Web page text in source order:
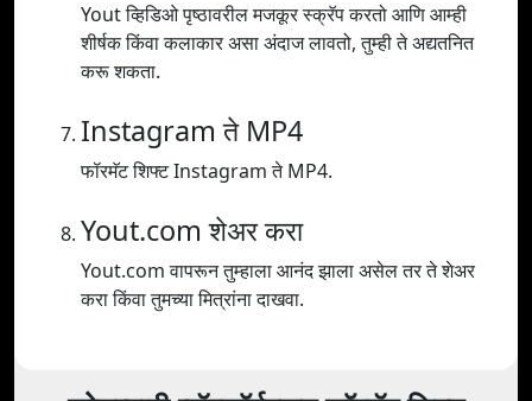
Yout व्हिडिओ पृष्ठावरील मजकूर स्क्रॅप करतो आणि आम्ही
शीर्षक किंवा कलाकार असा अंदाज लावतो, तुम्ही ते अद्यतनित
करू शकता.
Instagram ते MP4
फॉरमॅट शिफ्ट Instagram ते MP4.
Yout.com शेअर करा
Yout.com वापरून तुम्हाला आनंद झाला असेल तर ते शेअर
करा किंवा तुमच्या मित्रांना दाखवा.